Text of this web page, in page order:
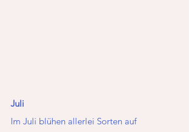
Juli
Im Juli blühen allerlei Sorten auf